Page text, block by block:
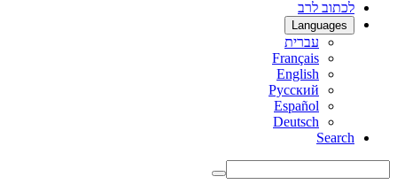
לכתוב לרב
Languages
עברית
Français
English
Русский
Español
Deutsch
Search